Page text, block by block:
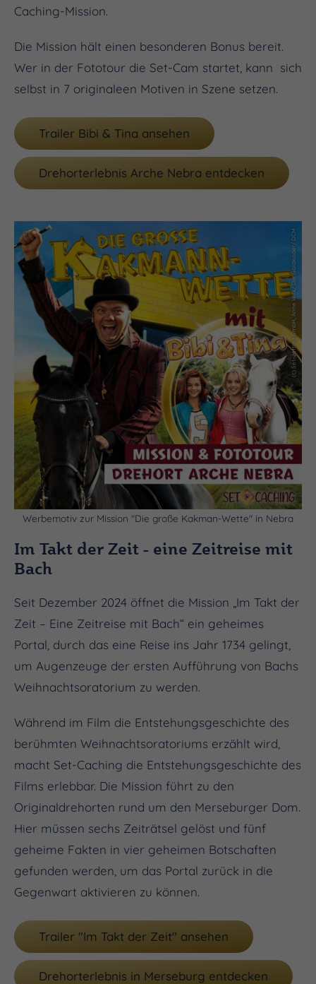
Caching-Mission.
Die Mission hält einen besonderen Bonus bereit.
Wer in der Fototour die Set-Cam startet, kann sich
selbst in 7 originaleen Motiven in Szene setzen.
Trailer Bibi & Tina ansehen
Drehorterlebnis Arche Nebra entdecken
(c) Set-Jetting GmbH, Anne Wilk/ Die Goldkinder/ DCM
Werbemotiv zur Mission "Die große Kakman-Wette" in Nebra
Im Takt der Zeit - eine Zeitreise mit
Bach
Seit Dezember 2024 öffnet die Mission „Im Takt der
Zeit – Eine Zeitreise mit Bach“ ein geheimes
Portal, durch das eine Reise ins Jahr 1734 gelingt,
um Augenzeuge der ersten Aufführung von Bachs
Weihnachtsoratorium zu werden.
Während im Film die Entstehungsgeschichte des
berühmten Weihnachtsoratoriums erzählt wird,
macht Set-Caching die Entstehungsgeschichte des
Films erlebbar. Die Mission führt zu den
Originaldrehorten rund um den Merseburger Dom.
Hier müssen sechs Zeiträtsel gelöst und fünf
geheime Fakten in vier geheimen Botschaften
gefunden werden, um das Portal zurück in die
Gegenwart aktivieren zu können.
Trailer "Im Takt der Zeit" ansehen
Drehorterlebnis in Merseburg entdecken